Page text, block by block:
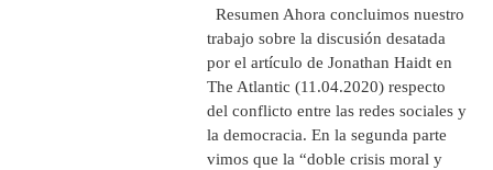
Resumen Ahora concluimos nuestro
trabajo sobre la discusión desatada
por el artículo de Jonathan Haidt en
The Atlantic (11.04.2020) respecto
del conflicto entre las redes sociales y
la democracia. En la segunda parte
vimos que la “doble crisis moral y